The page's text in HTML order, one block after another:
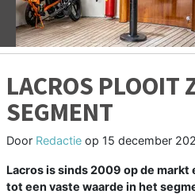
LACROS PLOOIT
SEGMENT
Door Redactie op 15 december
Lacros is sinds 2009 op de
tot een vaste waarde in het